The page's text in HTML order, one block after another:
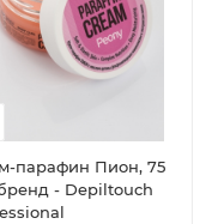
парафин Пион, 75
- Depiltouch